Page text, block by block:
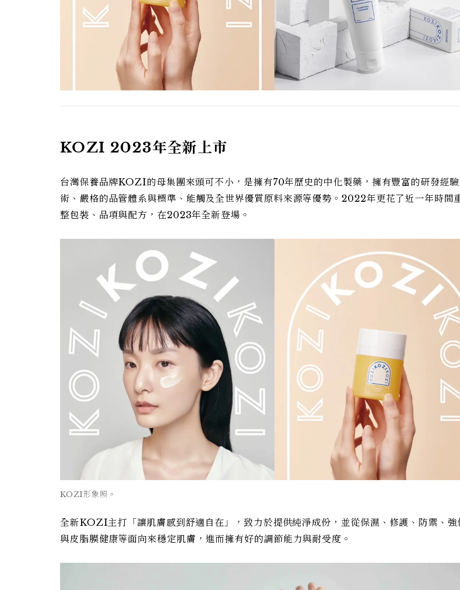
KOZI 2023年全新上市
台灣保養品牌KOZI的母集團來頭可不小，是擁有70年歷史的中化製藥，擁有豐富的研發經
術、嚴格的品管體系與標準、能觸及全世界優質原料來源等優勢。2022年更花了近一年時間
整包裝、品項與配方，在2023年全新登場。
KOZI形象照。
全新KOZI主打「讓肌膚感到舒適自在」，致力於提供純淨成份，並從保濕、修護、防禦、強
與皮脂膜健康等面向來穩定肌膚，進而擁有好的調節能力與耐受度。